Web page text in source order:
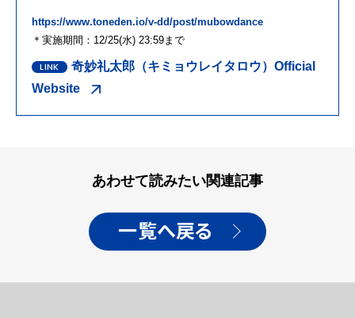
https://www.toneden.io/v-dd/post/mubowdance
＊実施期間：12/25(水) 23:59まで
奇妙礼太郎（キミョウレイタロウ）Official
Website
あわせて読みたい関連記事
一覧へ戻る